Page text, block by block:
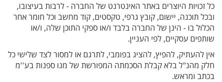
כל זכויות היוצרים באתר האינטרנט של החברה - לרבות בעיצובו,
ובכל תוכנה, יישום, קובץ גרפי, טקסטים, קוד מחשב וכל חומר אחר
הכלול בו - הינן של החברה בלבד ו/או ספקי התוכן שלה, ו/או
שותפים עסקיים, לפי העניין.
אין להעתיק, להפיץ, להציג בפומבי, לתרגם או למסור לצד שלישי כל
חלק מהנ"ל בלא קבלת הסכמתה המפורשת של מנו ספנות בע''מ
בכתב ומראש.